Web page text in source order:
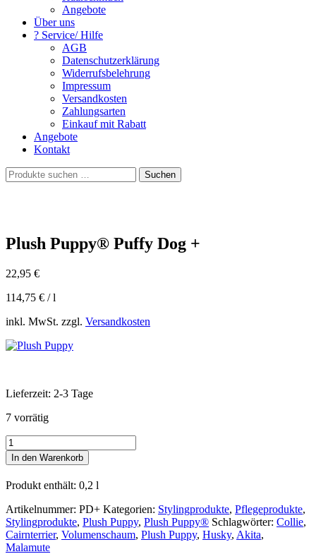
Angebote
Über uns
? Service/ Hilfe
AGB
Datenschutzerklärung
Widerrufsbelehrung
Impressum
Versandkosten
Zahlungsarten
Einkauf mit Rabatt
Angebote
Kontakt
Suchen
nach:
Suchen
Plush Puppy® Puffy Dog +
22,95 €
114,75 € /l
inkl. MwSt. zzgl. Versandkosten
Lieferzeit: 2-3 Tage
7 vorrätig
Plush
Puppy®
Puffy
Dog
+
Menge
In den Warenkorb
Produkt enthält: 0,2 l
Artikelnummer: PD+ Kategorien: Stylingprodukte, Pflegeprodukte,
Stylingprodukte, Plush Puppy, Plush Puppy® Schlagwörter: Collie,
Cairnterrier, Volumenschaum, Plush Puppy, Husky, Akita,
Malamute